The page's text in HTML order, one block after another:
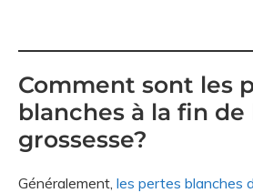
Comment sont les
blanches à la fin de
grossesse?
Généralement, les pertes blanches